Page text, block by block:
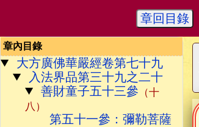
章回目錄
章內目錄
大方廣佛華嚴經卷第七十九
入法界品第三十九之二十
善財童子五十三參 （十
八）
第五十一參：彌勒菩薩